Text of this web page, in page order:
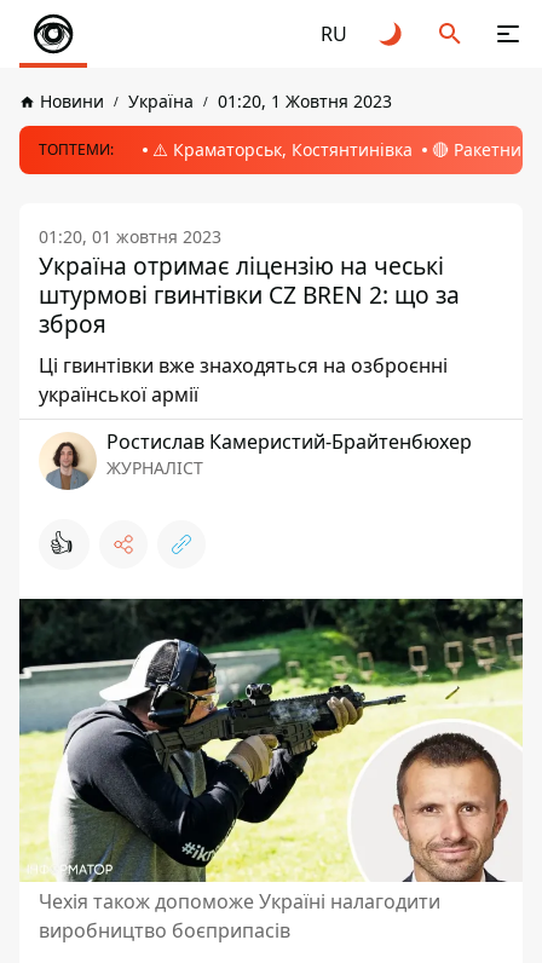
RU
Новини Україна 01:20, 1 Жовтня 2023
ТОПТЕМИ: ⚠️ Краматорськ, Костянтинівка 🔴 Ракетний
01:20, 01 жовтня 2023
Україна отримає ліцензію на чеські
штурмові гвинтівки CZ BREN 2: що за
зброя
Ці гвинтівки вже знаходяться на озброєнні
української армії
Ростислав Камеристий-Брайтенбюхер
ЖУРНАЛІСТ
👍
Чехія також допоможе Україні налагодити
виробництво боєприпасів